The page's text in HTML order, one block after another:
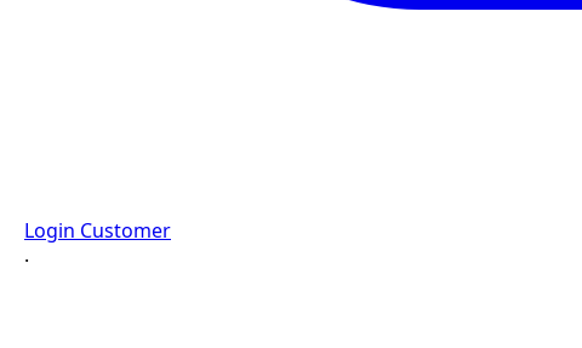
Login Customer
·